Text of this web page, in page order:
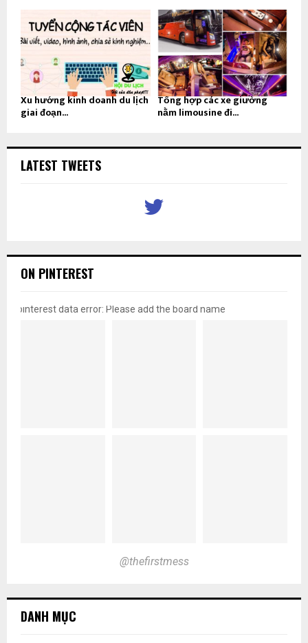
Xu hướng kinh doanh du lịch
giai đoạn...
Tổng hợp các xe giường
nằm limousine đi...
LATEST TWEETS
ON PINTEREST
pinterest data error: Please add the board name
@thefirstmess
DANH MỤC